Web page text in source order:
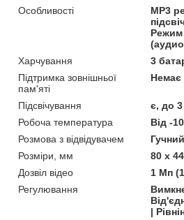
Особливості
MP3
Режим
Харчування
3
Підтримка зовнішньої
пам'яті
Немає
Підсвічування
є, до 3
Робоча температура
Від -
Розмова з відвідувачем
Розміри, мм
80 x
Дозвіл відео
1 Мп
Регулювання
|